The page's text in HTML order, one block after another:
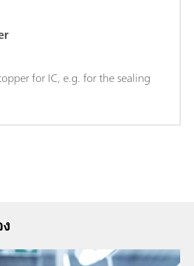
for IC, e.g. for the sealing